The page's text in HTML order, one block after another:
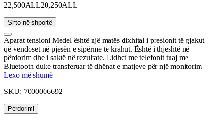
22,500ALL20,250ALL
Shto në shportë
Aparat tensioni Medel është një matës dixhital i presionit të gjakut
që vendoset në pjesën e sipërme të krahut. Është i thjeshtë në
përdorim dhe i saktë në rezultate. Lidhet me telefonit tuaj me
Bluetooth duke transferuar të dhënat e matjeve për një monitorim
ideal të tensionit dhe të rrahurave të zemrës. Rekomandohet të
hipertension.
Lexo më shumë
SKU: 7000006692
Përdorimi